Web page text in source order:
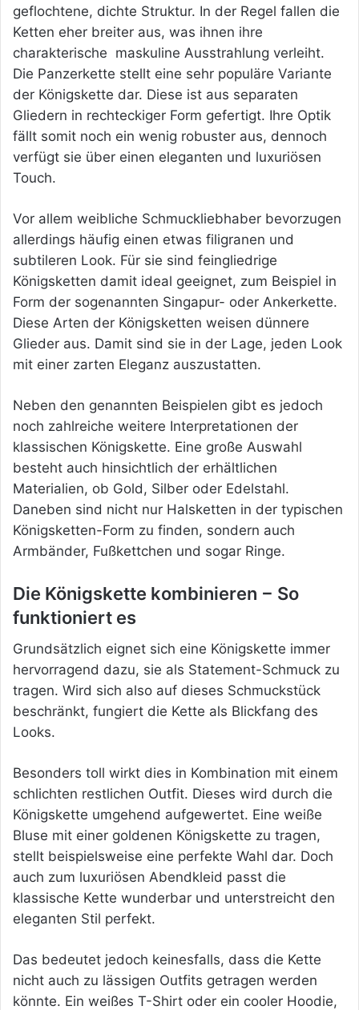
geflochtene, dichte Struktur. In der Regel fallen die
Ketten eher breiter aus, was ihnen ihre
charakterische maskuline Ausstrahlung verleiht.
Die Panzerkette stellt eine sehr populäre Variante
der Königskette dar. Diese ist aus separaten
Gliedern in rechteckiger Form gefertigt. Ihre Optik
fällt somit noch ein wenig robuster aus, dennoch
verfügt sie über einen eleganten und luxuriösen
Touch.
Vor allem weibliche Schmuckliebhaber bevorzugen
allerdings häufig einen etwas filigranen und
subtileren Look. Für sie sind feingliedrige
Königsketten damit ideal geeignet, zum Beispiel in
Form der sogenannten Singapur- oder Ankerkette.
Diese Arten der Königsketten weisen dünnere
Glieder aus. Damit sind sie in der Lage, jeden Look
mit einer zarten Eleganz auszustatten.
Neben den genannten Beispielen gibt es jedoch
noch zahlreiche weitere Interpretationen der
klassischen Königskette. Eine große Auswahl
besteht auch hinsichtlich der erhältlichen
Materialien, ob Gold, Silber oder Edelstahl.
Daneben sind nicht nur Halsketten in der typischen
Königsketten-Form zu finden, sondern auch
Armbänder, Fußkettchen und sogar Ringe.
Die Königskette kombinieren − So
funktioniert es
Grundsätzlich eignet sich eine Königskette immer
hervorragend dazu, sie als Statement-Schmuck zu
tragen. Wird sich also auf dieses Schmuckstück
beschränkt, fungiert die Kette als Blickfang des
Looks.
Besonders toll wirkt dies in Kombination mit einem
schlichten restlichen Outfit. Dieses wird durch die
Königskette umgehend aufgewertet. Eine weiße
Bluse mit einer goldenen Königskette zu tragen,
stellt beispielsweise eine perfekte Wahl dar. Doch
auch zum luxuriösen Abendkleid passt die
klassische Kette wunderbar und unterstreicht den
eleganten Stil perfekt.
Das bedeutet jedoch keinesfalls, dass die Kette
nicht auch zu lässigen Outfits getragen werden
könnte. Ein weißes T-Shirt oder ein cooler Hoodie,